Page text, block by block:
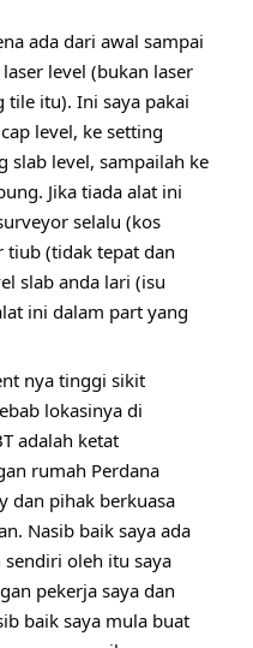
ada dari awal sampai
level (bukan laser
tile itu). Ini saya pakai
level, ke setting
slab level, sampailah ke
Jika tiada alat ini
selalu (kos
(tidak tepat dan
slab anda lari (isu
ini dalam part yang
nya tinggi sikit
lokasinya di
adalah ketat
rumah Perdana
dan pihak berkuasa
Nasib baik saya ada
oleh itu saya
pekerja saya dan
baik saya mula buat